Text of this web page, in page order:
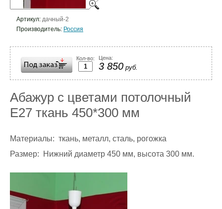
Артикул: дачный-2
Производитель: Россия
Кол-во: Цена:
3 850 руб.
Абажур с цветами потолочный
Е27 ткань 450*300 мм
Материалы: ткань, металл, сталь, рогожка
Размер: Нижний диаметр 450 мм, высота 300 мм.